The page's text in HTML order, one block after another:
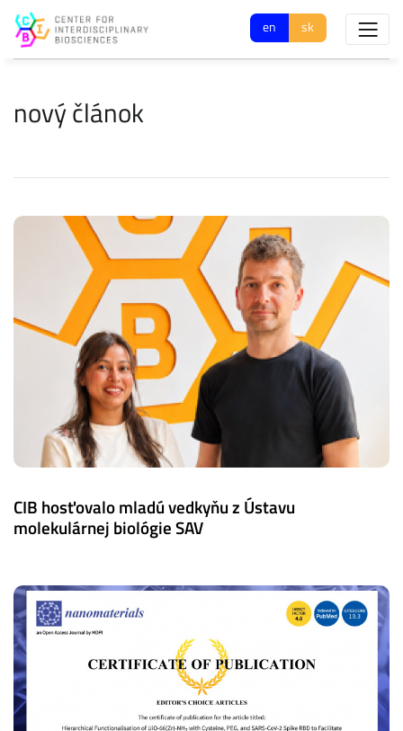
en sk
nový článok
CIB hosťovalo mladú vedkyňu z Ústavu
molekulárnej biológie SAV